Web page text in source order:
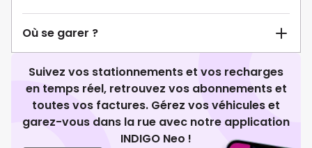
Où se garer ?
Suivez vos stationnements et vos recharges
en temps réel, retrouvez vos abonnements et
toutes vos factures. Gérez vos véhicules et
garez-vous dans la rue avec notre application
INDIGO Neo !